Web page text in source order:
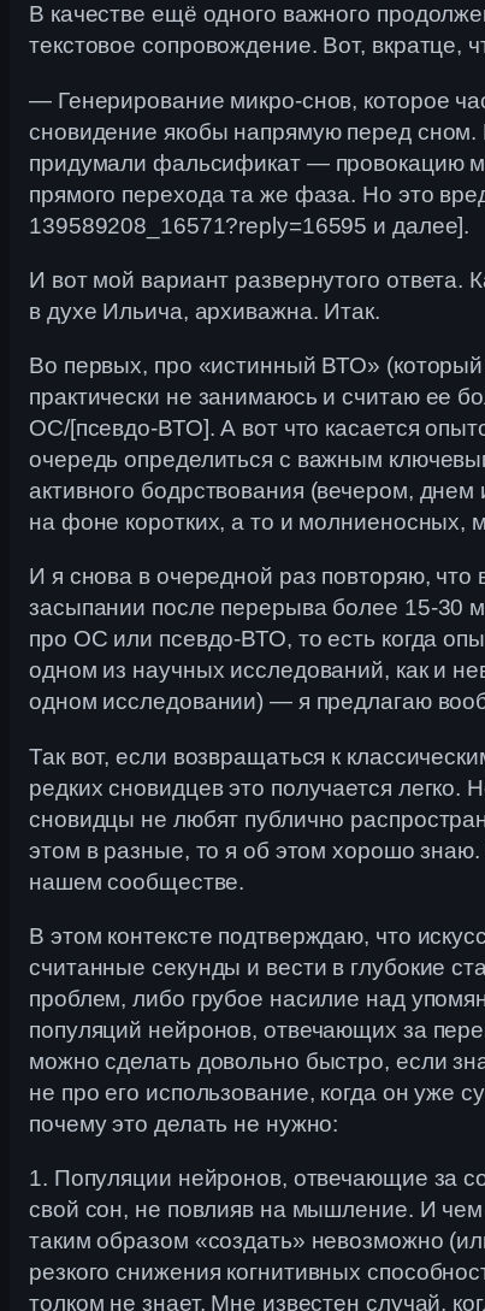
В качестве ещё одного важного
текстовое сопровождение. Вот, вкратце,
— Генерирование микро-снов, которое
сновидение якобы напрямую перед сном.
придумали фальсификат — провокацию
прямого перехода та же фаза. Но это
139589208_16571?reply=16595 и далее].
И вот мой вариант развернутого ответа.
в духе Ильича, архиважна. Итак.
Во первых, про «истинный ВТО»
практически не занимаюсь и считаю ее
ОС/[псевдо-ВТО]. А вот что касается
очередь определиться с важным
активного бодрствования (вечером,
на фоне коротких, а то и молниеносных,
И я снова в очередной раз повторяю,
засыпании после перерыва более 15-30
про ОС или псевдо-ВТО, то есть когда
одном из научных исследований, как и
одном исследовании) — я предлагаю
Так вот, если возвращаться к
редких сновидцев это получается
сновидцы не любят публично
этом в разные, то я об этом хорошо
нашем сообществе.
В этом контексте подтверждаю, что
считанные секунды и вести в глубокие
проблем, либо грубое насилие над
популяций нейронов, отвечающих за
можно сделать довольно быстро, если
не про его использование, когда он уже
почему это делать не нужно:
1. Популяции нейронов, отвечающие за
свой сон, не повлияв на мышление. И
таким образом «создать» невозможно
резкого снижения когнитивных
толком не знает. Мне известен случай,